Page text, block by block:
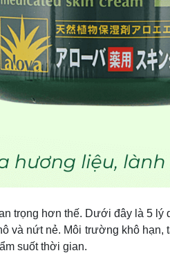
trọng hơn thế. Dưới đây là 5
và nứt nẻ. Môi trường khô
suốt thời gian.